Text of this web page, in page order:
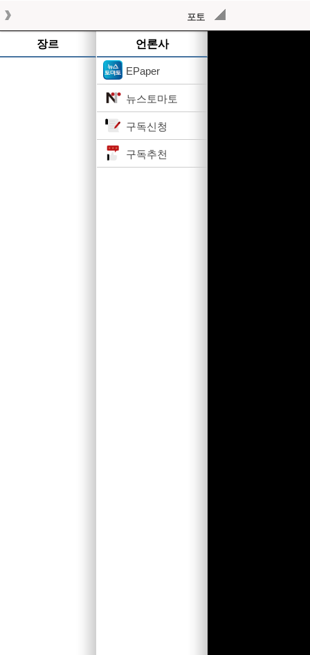
포토
장르 언론사
EPaper
뉴스토마토
구독신청
구독추천
작성된 기사가 없습니다.